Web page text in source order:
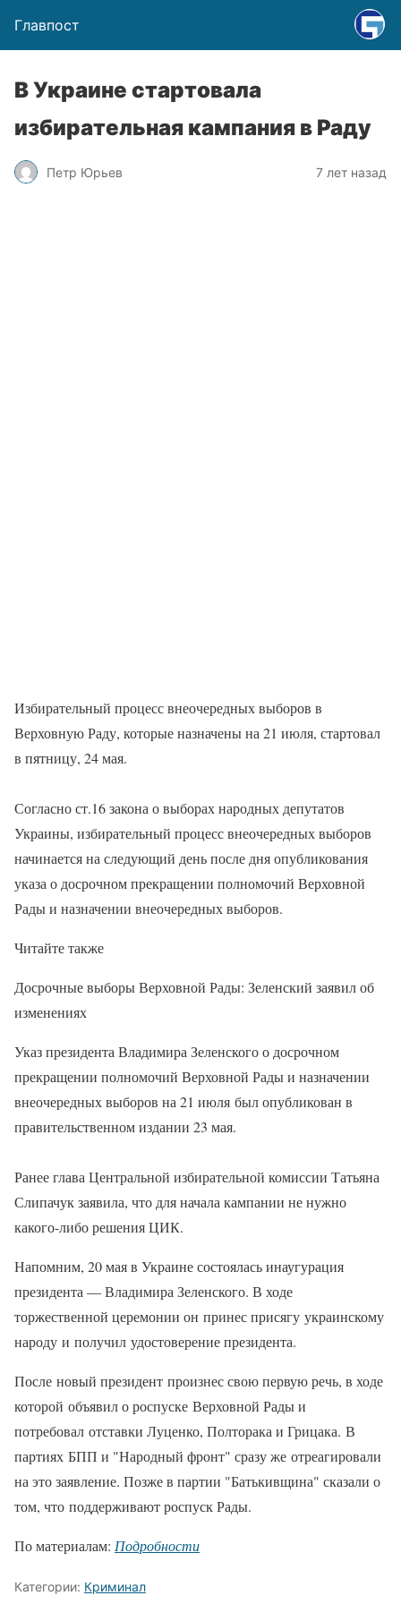
Главпост
В Украине стартовала
избирательная кампания в Раду
Петр Юрьев 7 лет назад
Избирательный процесс внеочередных выборов в
Верховную Раду, которые назначены на 21 июля, стартовал
в пятницу, 24 мая.
Согласно ст.16 закона о выборах народных депутатов
Украины, избирательный процесс внеочередных выборов
начинается на следующий день после дня опубликования
указа о досрочном прекращении полномочий Верховной
Рады и назначении внеочередных выборов.
Читайте также
Досрочные выборы Верховной Рады: Зеленский заявил об
изменениях
Указ президента Владимира Зеленского о досрочном
прекращении полномочий Верховной Рады и назначении
внеочередных выборов на 21 июля был опубликован в
правительственном издании 23 мая.
Ранее глава Центральной избирательной комиссии Татьяна
Слипачук заявила, что для начала кампании не нужно
какого-либо решения ЦИК.
Напомним, 20 мая в Украине состоялась инаугурация
президента — Владимира Зеленского. В ходе
торжественной церемонии он принес присягу украинскому
народу и получил удостоверение президента.
После новый президент произнес свою первую речь, в ходе
которой объявил о роспуске Верховной Рады и
потребовал отставки Луценко, Полторака и Грицака. В
партиях БПП и "Народный фронт" сразу же отреагировали
на это заявление. Позже в партии "Батькивщина" сказали о
том, что поддерживают роспуск Рады.
По материалам: Подробности
Категории: Криминал